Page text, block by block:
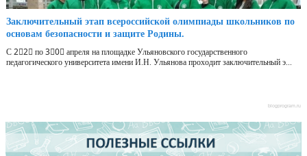
Заключительный этап всероссийской олимпиады школьников по
основам безопасности и защите Родины.
С 2⃣2⃣ по 3⃣0⃣ апреля на площадке Ульяновского государственного
педагогического университета имени И.Н. Ульянова проходит заключительный э...
blogprogram.ru